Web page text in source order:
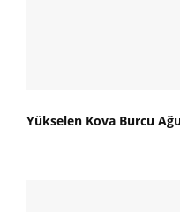
Yükselen Kova Burcu